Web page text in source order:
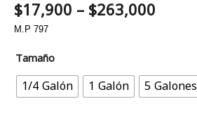
$17,900 – $263,000
M.P 797
Tamaño
1/4 Galón 1 Galón 5 Galones